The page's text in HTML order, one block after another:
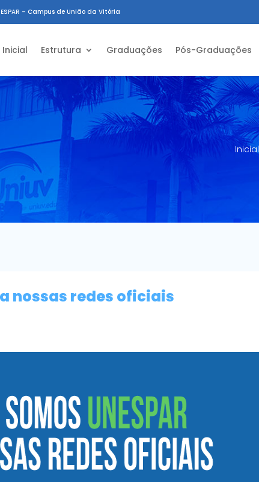
– Campus de União da Vitória
Inicial Estrutura Graduações Pós-Graduações
Inicial
nossas redes oficiais